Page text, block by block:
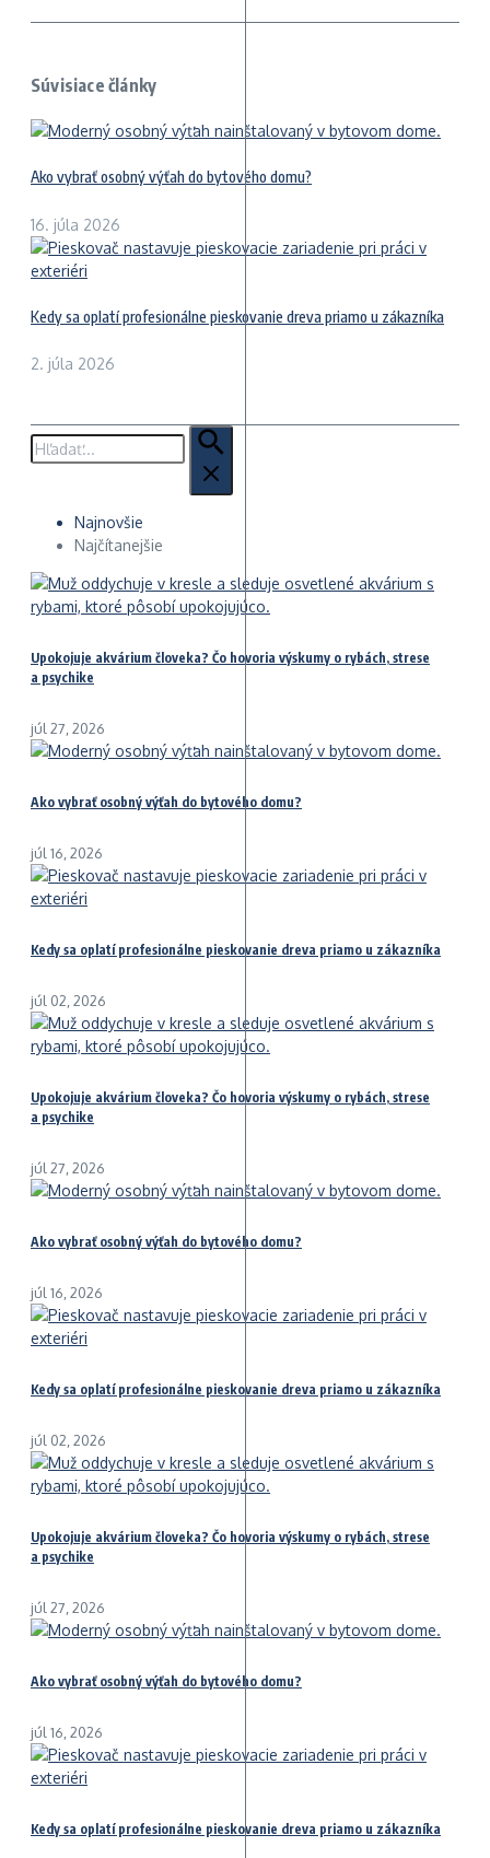
Súvisiace články
Ako vybrať osobný výťah do bytového domu?
16. júla 2026
Kedy sa oplatí profesionálne pieskovanie dreva priamo u zákazníka
2. júla 2026
Hľadať:
Najnovšie
Najčítanejšie
Upokojuje akvárium človeka? Čo hovoria výskumy o rybách, strese
a psychike
júl 27, 2026
Ako vybrať osobný výťah do bytového domu?
júl 16, 2026
Kedy sa oplatí profesionálne pieskovanie dreva priamo u zákazníka
júl 02, 2026
Upokojuje akvárium človeka? Čo hovoria výskumy o rybách, strese
a psychike
júl 27, 2026
Ako vybrať osobný výťah do bytového domu?
júl 16, 2026
Kedy sa oplatí profesionálne pieskovanie dreva priamo u zákazníka
júl 02, 2026
Upokojuje akvárium človeka? Čo hovoria výskumy o rybách, strese
a psychike
júl 27, 2026
Ako vybrať osobný výťah do bytového domu?
júl 16, 2026
Kedy sa oplatí profesionálne pieskovanie dreva priamo u zákazníka